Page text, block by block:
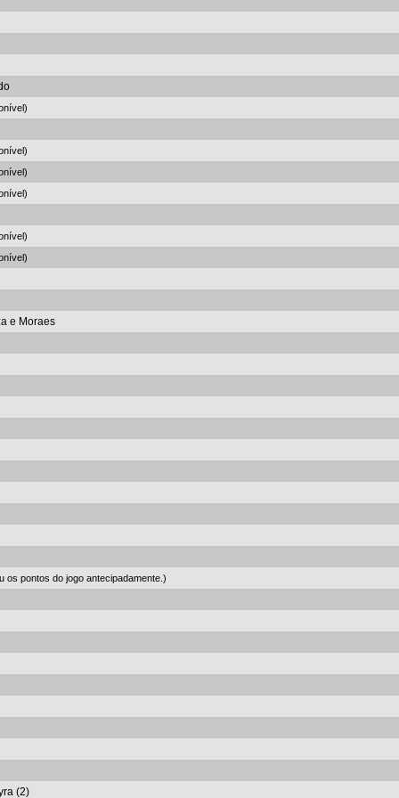
e Moraes
os pontos do jogo antecipadamente.)
(2)